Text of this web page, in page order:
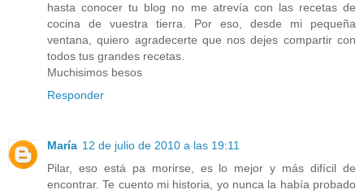
hasta conocer tu blog no me atrevía con las recetas de
cocina de vuestra tierra. Por eso, desde mi pequeña
ventana, quiero agradecerte que nos dejes compartir con
todos tus grandes recetas.
Muchisimos besos
Responder
María 12 de julio de 2010 a las 19:11
Pilar, eso está pa morirse, es lo mejor y más difícil de
encontrar. Te cuento mi historia, yo nunca la había probado